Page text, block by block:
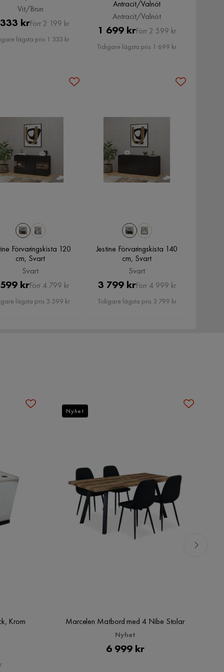
Vit/Brun
Pris
krOriginal
Pris
Förr 2 199 kr
lägsta pris 1 333 kr
Antracit/Valnöt
Antracit/Valnöt
Pris
1 699 krOriginal
Pris
Förr 2 599 kr
Tidigare lägsta pris 1 699 kr
Förvaringskista 120
cm, Svart
Svart
Pris
krOriginal
Pris
Förr 4 799 kr
lägsta pris 3 599 kr
Jestine Förvaringskista 140
cm, Svart
Svart
Pris
3 799 krOriginal
Pris
Förr 4 999 kr
Tidigare lägsta pris 3 799 kr
Krom
Marcelen Matbord med 4 Nibe Stolar
Nyhet
Pris
6 999 kr
Nyhet